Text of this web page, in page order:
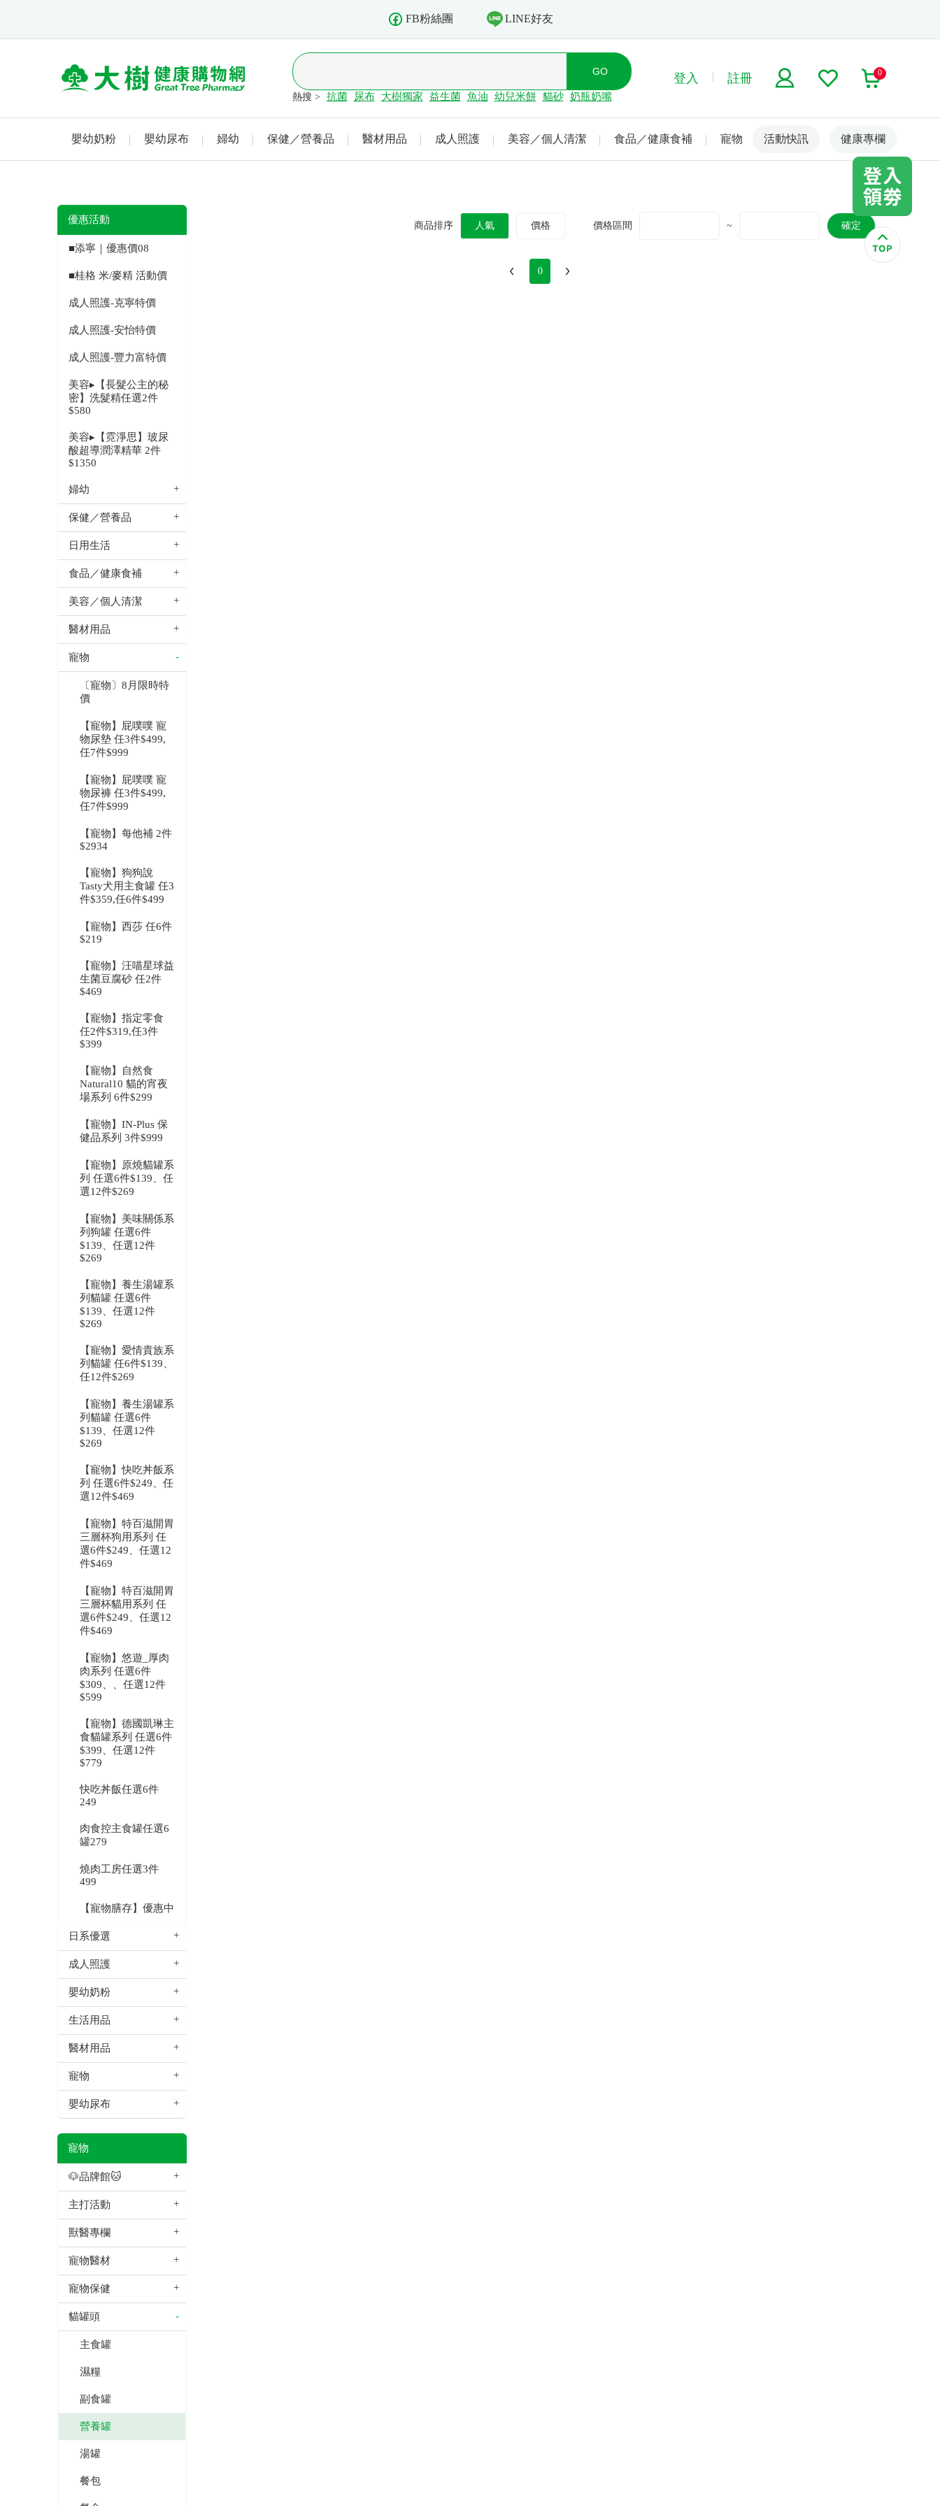
FB粉絲團 LINE好友
熱搜 > 抗菌 尿布 大樹獨家 益生菌 魚油 幼兒米餅 貓砂 奶瓶奶嘴
登入 註冊 0
嬰幼奶粉 嬰幼尿布 婦幼 保健／營養品 醫材用品 成人照護 美容／個人清潔 食品／健康食補 寵物 名人嚴選
活動快訊 健康專欄
優惠活動
■添寧｜優惠價08
■桂格 米/麥精 活動價
成人照護-克寧特價
成人照護-安怡特價
成人照護-豐力富特價
美容▸【長髮公主的秘
密】洗髮精任選2件
$580
美容▸【霓淨思】玻尿
酸超導潤澤精華 2件
$1350
婦幼
保健／營養品
日用生活
食品／健康食補
美容／個人清潔
醫材用品
寵物
〔寵物〕8月限時特
價
【寵物】屁噗噗 寵
物尿墊 任3件$499,
任7件$999
【寵物】屁噗噗 寵
物尿褲 任3件$499,
任7件$999
【寵物】每他補 2件
$2934
【寵物】狗狗說
Tasty犬用主食罐 任3
件$359,任6件$499
【寵物】西莎 任6件
$219
【寵物】汪喵星球益
生菌豆腐砂 任2件
$469
【寵物】指定零食
任2件$319,任3件
$399
【寵物】自然食
Natural10 貓的宵夜
場系列 6件$299
【寵物】IN-Plus 保
健品系列 3件$999
【寵物】原燒貓罐系
列 任選6件$139、任
選12件$269
【寵物】美味關係系
列狗罐 任選6件
$139、任選12件
$269
【寵物】養生湯罐系
列貓罐 任選6件
$139、任選12件
$269
【寵物】愛情貴族系
列貓罐 任6件$139、
任12件$269
【寵物】養生湯罐系
列貓罐 任選6件
$139、任選12件
$269
【寵物】快吃丼飯系
列 任選6件$249、任
選12件$469
【寵物】特百滋開胃
三層杯狗用系列 任
選6件$249、任選12
件$469
【寵物】特百滋開胃
三層杯貓用系列 任
選6件$249、任選12
件$469
【寵物】悠遊_厚肉
肉系列 任選6件
$309、、任選12件
$599
【寵物】德國凱琳主
食貓罐系列 任選6件
$399、任選12件
$779
快吃丼飯任選6件
249
肉食控主食罐任選6
罐279
燒肉工房任選3件
499
【寵物膳存】優惠中
日系優選
成人照護
嬰幼奶粉
生活用品
醫材用品
寵物
嬰幼尿布
寵物
🐶品牌館🐱
主打活動
獸醫專欄
寵物醫材
寵物保健
貓罐頭
主食罐
濕糧
副食罐
營養罐
湯罐
餐包
商品排序 人氣 價格 價格區間 ~ 確定
0